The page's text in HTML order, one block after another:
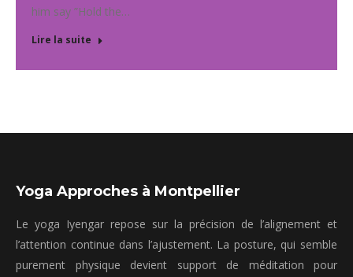
him say ”Hold the…
Lire la suite
Yoga Approches à Montpellier
Le yoga Iyengar repose sur la précision de l’alignement et
l’attention continue dans l’ajustement. La posture, qui semble
purement physique devient support de méditation pour